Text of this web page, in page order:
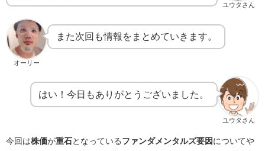
ユウタさん
オーリー
また次回も情報をまとめていきます。
ユウタさん
はい！今日もありがとうございました。
今回は株価が重石となっている ファンダメンタルズ要因 についてや